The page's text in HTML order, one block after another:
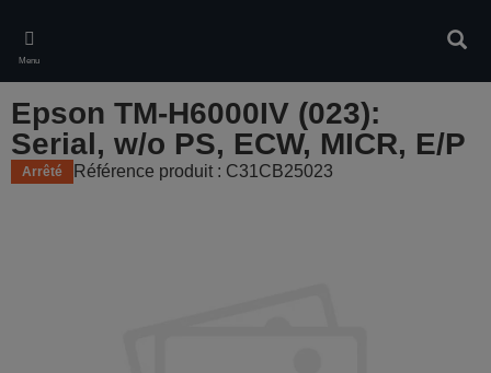
main
content
Menu
Epson TM-H6000IV (023):
Serial, w/o PS, ECW, MICR, E/P
Arrêté Référence produit : C31CB25023